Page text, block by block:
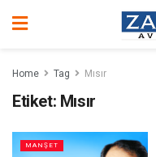
Home Tag Mısır
Etiket: Mısır
MANŞET